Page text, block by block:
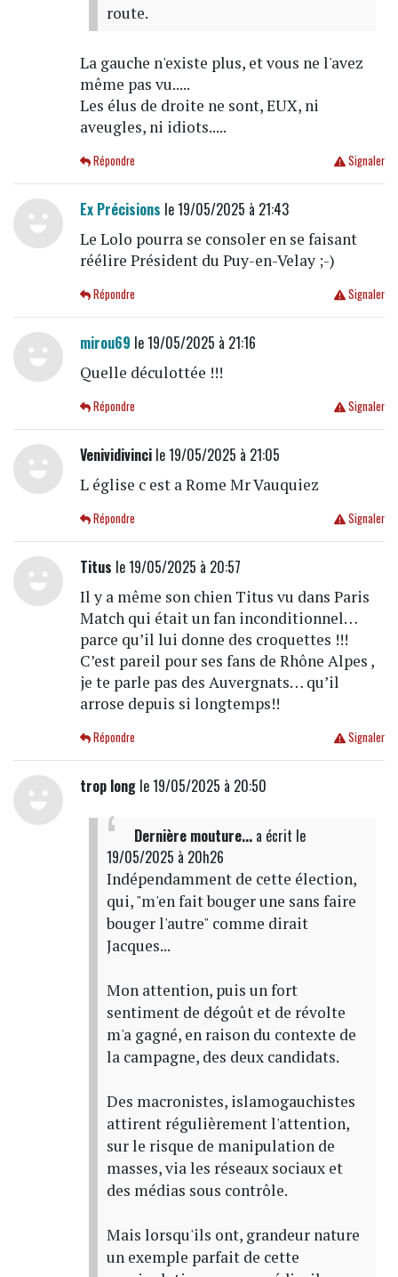
route.
La gauche n'existe plus, et vous ne l'avez
même pas vu.....
Les élus de droite ne sont, EUX, ni
aveugles, ni idiots.....
Signaler
Répondre
Ex Précisions le 19/05/2025 à 21:43
Le Lolo pourra se consoler en se faisant
réélire Président du Puy-en-Velay ;-)
Signaler
Répondre
mirou69 le 19/05/2025 à 21:16
Quelle déculottée !!!
Signaler
Répondre
Venividivincile 19/05/2025 à 21:05
L église c est a Rome Mr Vauquiez
Signaler
Répondre
Titus le 19/05/2025 à 20:57
Il y a même son chien Titus vu dans Paris
Match qui était un fan inconditionnel…
parce qu’il lui donne des croquettes !!!
C’est pareil pour ses fans de Rhône Alpes ,
je te parle pas des Auvergnats… qu’il
arrose depuis si longtemps!!
Signaler
Répondre
trop longle 19/05/2025 à 20:50
Dernière mouture...a écrit le
19/05/2025 à 20h26
Indépendamment de cette élection,
qui, "m'en fait bouger une sans faire
bouger l'autre" comme dirait
Jacques...
Mon attention, puis un fort
sentiment de dégoût et de révolte
m'a gagné, en raison du contexte de
la campagne, des deux candidats.
Des macronistes, islamogauchistes
attirent régulièrement l'attention,
sur le risque de manipulation de
masses, via les réseaux sociaux et
des médias sous contrôle.
Mais lorsqu'ils ont, grandeur nature
un exemple parfait de cette